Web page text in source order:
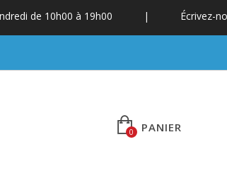
de 10h00 à 19h00 | Écrivez-
PANIER
0